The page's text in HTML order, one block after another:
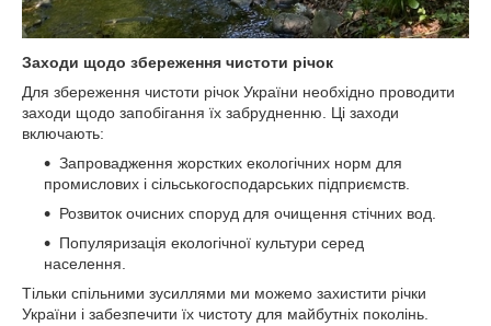
Заходи щодо збереження чистоти річок
Для збереження чистоти річок України необхідно проводити
заходи щодо запобігання їх забрудненню. Ці заходи
включають:
Запровадження жорстких екологічних норм для
промислових і сільськогосподарських підприємств.
Розвиток очисних споруд для очищення стічних вод.
Популяризація екологічної культури серед
населення.
Тільки спільними зусиллями ми можемо захистити річки
України і забезпечити їх чистоту для майбутніх поколінь.